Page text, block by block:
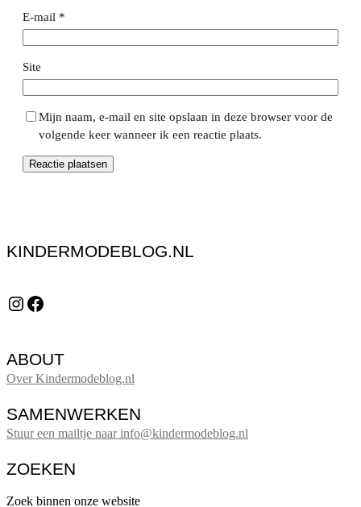
E-mail *
Site
Mijn naam, e-mail en site opslaan in deze browser voor de
volgende keer wanneer ik een reactie plaats.
KINDERMODEBLOG.NL
Instagram Facebook
ABOUT
Over Kindermodeblog.nl
SAMENWERKEN
Stuur een mailtje naar info@kindermodeblog.nl
ZOEKEN
Zoek binnen onze website